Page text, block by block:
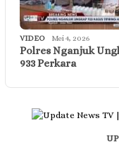
VIDEO Mei 4, 2026
Polres Nganjuk
933 Perkara